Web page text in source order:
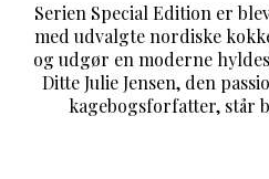
Serien Special Edition er
med udvalgte nordiske
og udgør en moderne
Ditte Julie Jensen, den
kagebogsforfatter, står